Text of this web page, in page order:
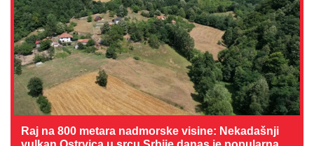
Raj na 800 metara nadmorske visine: Nekadašnji